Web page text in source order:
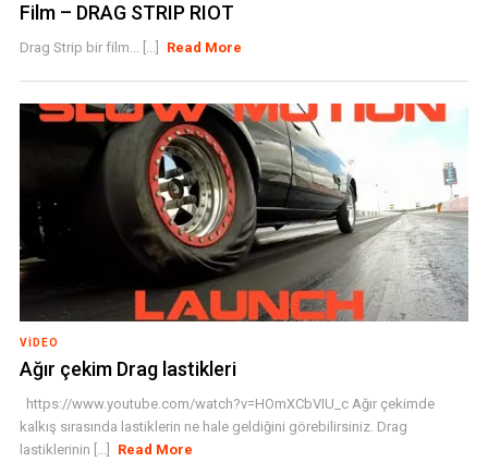
Film – DRAG STRIP RIOT
Drag Strip bir film... [...] Read More
VIDEO
Ağır çekim Drag lastikleri
https://www.youtube.com/watch?v=HOmXCbVIU_c Ağır çekimde
kalkış sırasında lastiklerin ne hale geldiğini görebilirsiniz. Drag
lastiklerinin [...]
Read More